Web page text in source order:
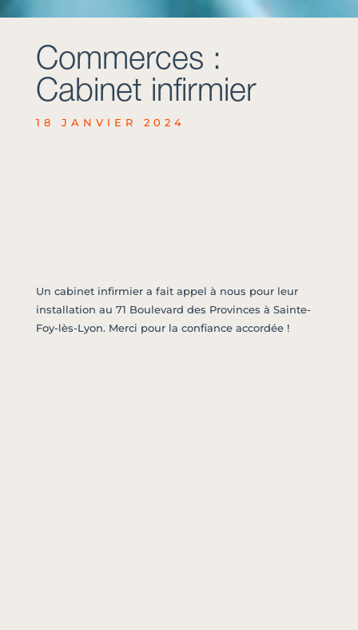
Commerces :
Cabinet infirmier
18 JANVIER 2024
Un cabinet infirmier a fait appel à nous pour leur
installation au 71 Boulevard des Provinces à Sainte-
Foy-lès-Lyon. Merci pour la confiance accordée !